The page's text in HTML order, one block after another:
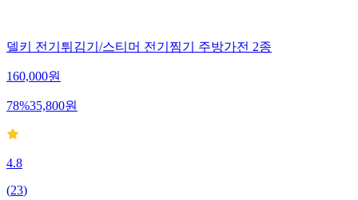
델키 전기튀김기/스티머 전기찜기 주방가전 2종
160,000원
78%35,800원
4.8
(23)